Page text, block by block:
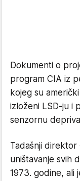
Dokumenti o
program CIA iz
kojeg su
izloženi LSD-ju i
senzornu
Tadašnji direktor
uništavanje svih
1973. godine, ali